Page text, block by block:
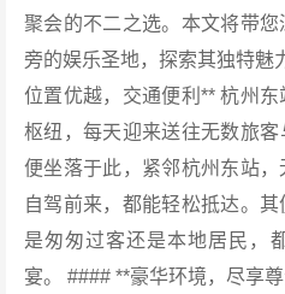
聚会的不二之选。本文将带
旁的娱乐圣地，探索其独特魅
位置优越，交通便利** 杭州
枢纽，每天迎来送往无数旅
便坐落于此，紧邻杭州东站
自驾前来，都能轻松抵达。
是匆匆过客还是本地居民，
宴。 #### **豪华环境，尽享